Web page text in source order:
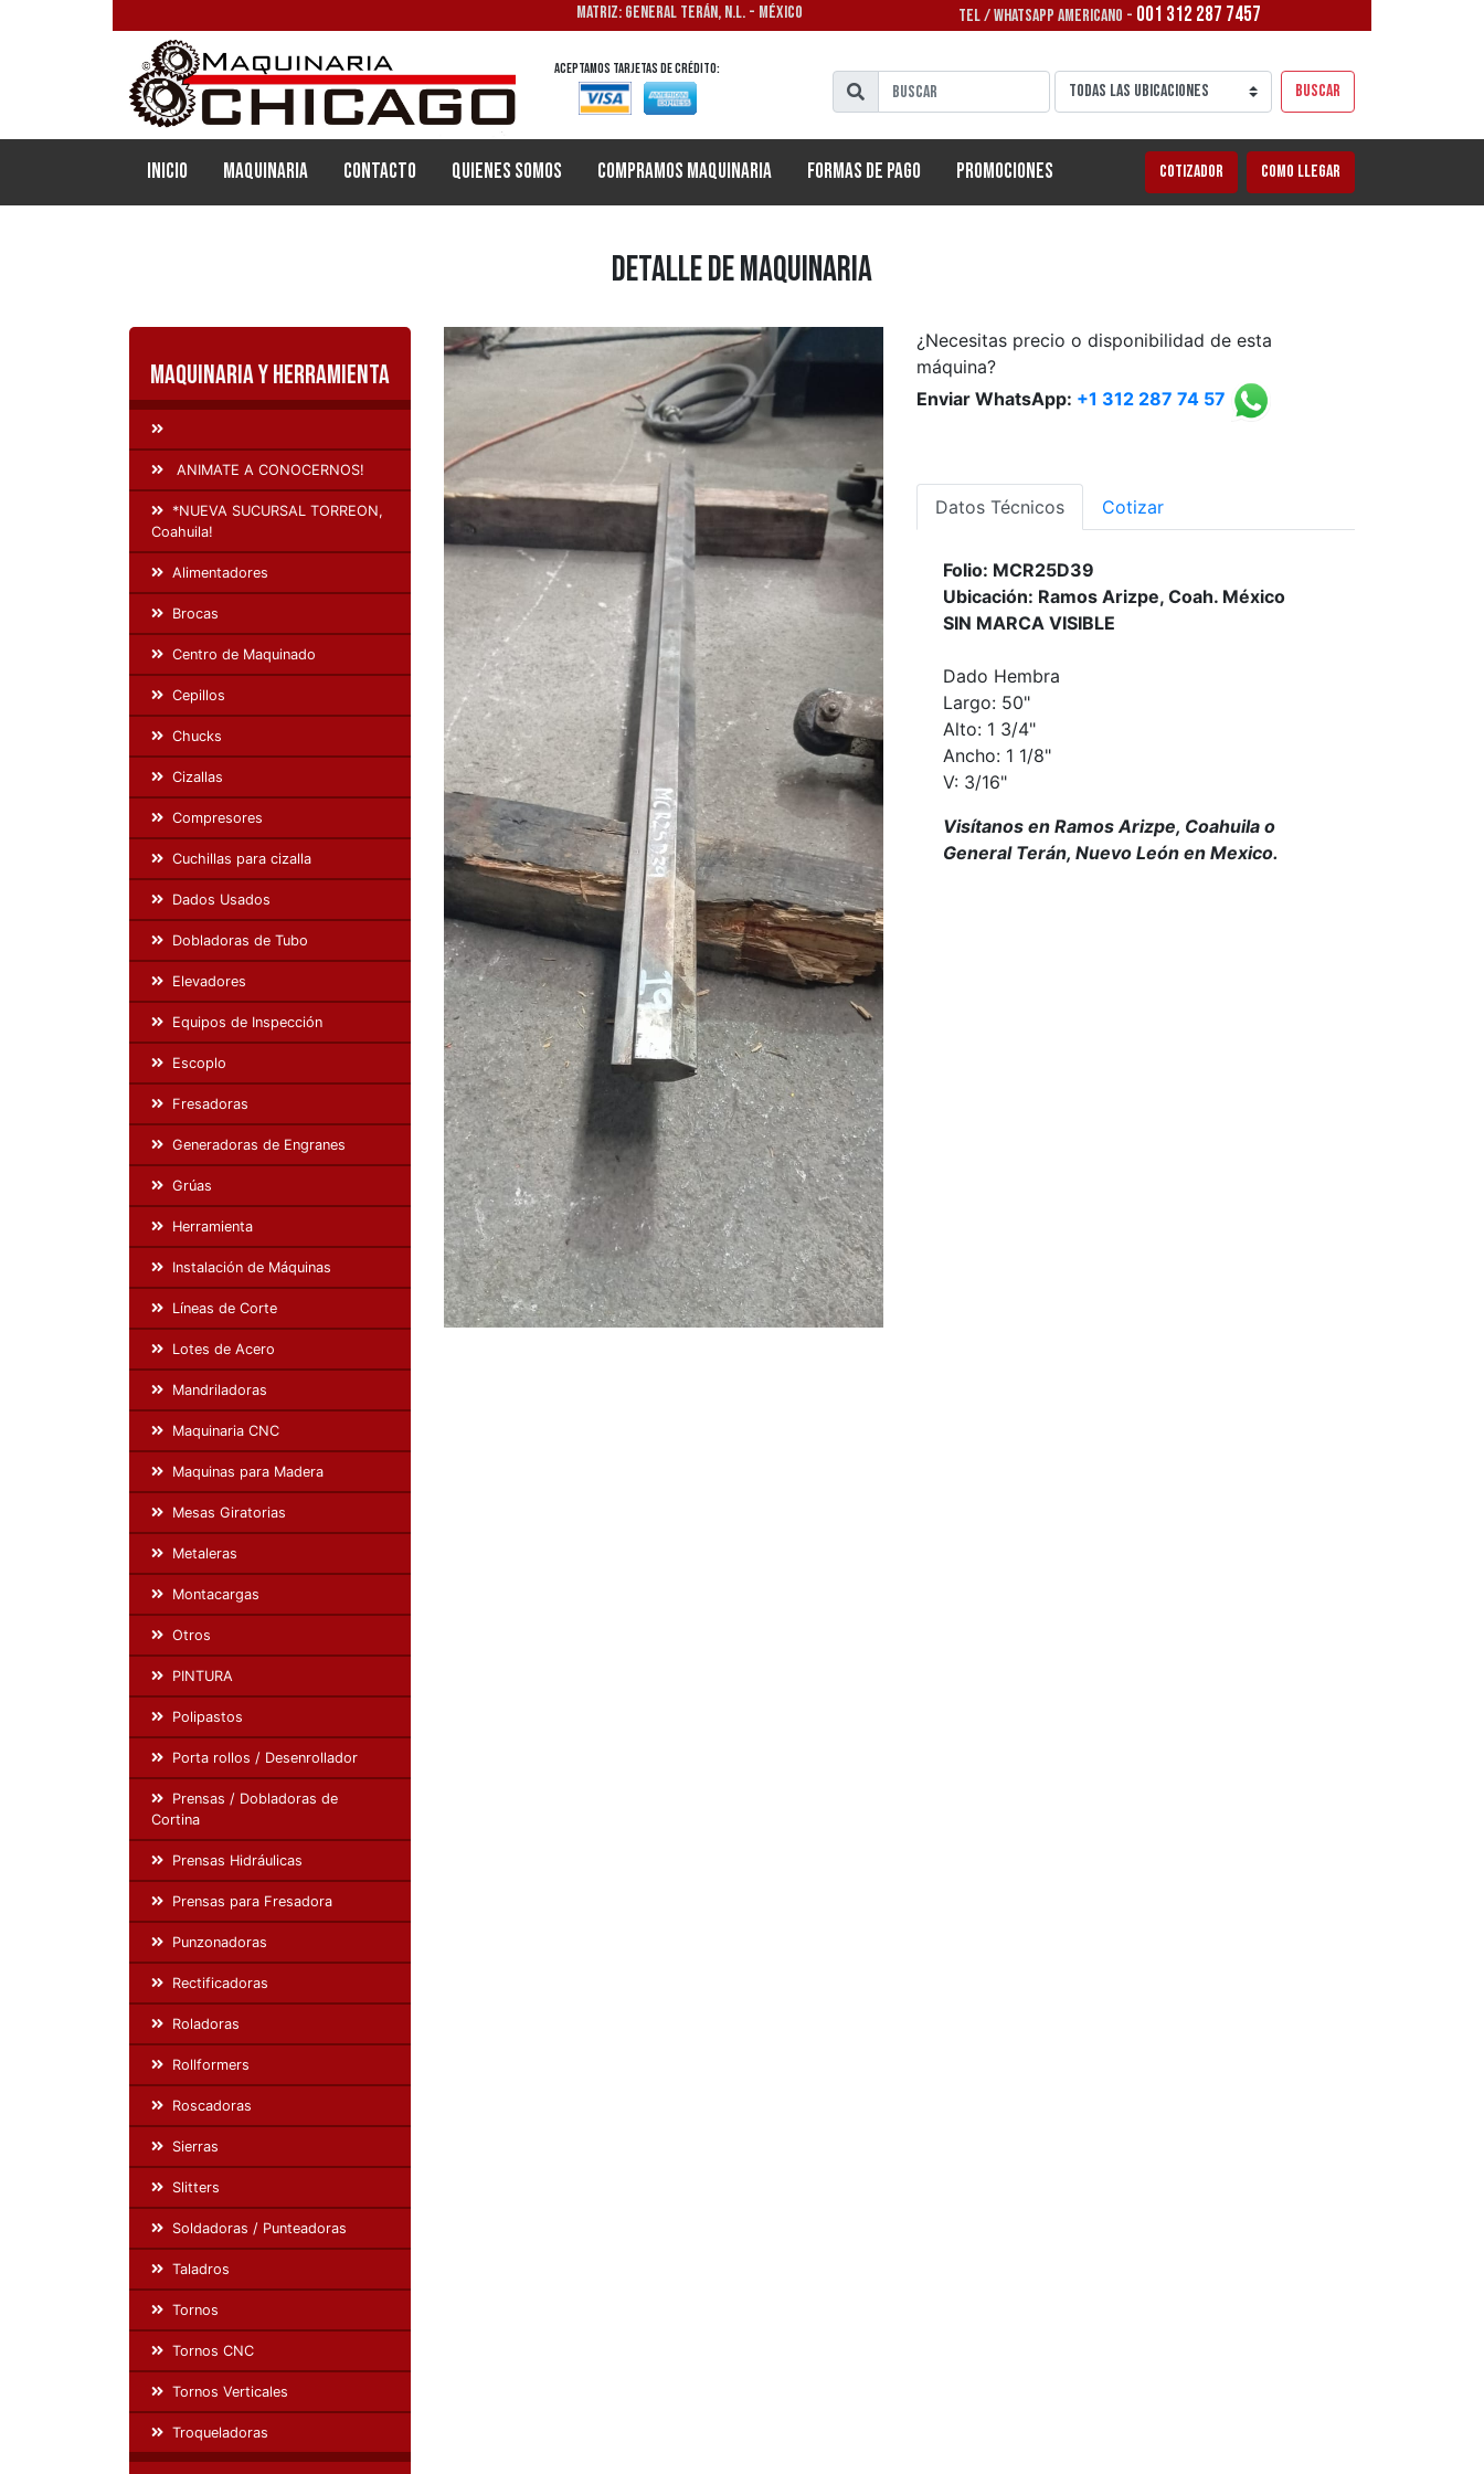
MATRIZ: GENERAL TERÁN, N.L. - MÉXICO TEL / WHATSAPP AMERICANO - 001 312 287 7457
Aceptamos tarjetas de crédito:
Buscar
Inicio (current)
Maquinaria Contacto Quienes Somos Compramos Maquinaria Formas de Pago Promociones Cotizador Como llegar
Detalle de Maquinaria
¿Necesitas precio o disponibilidad de esta
máquina?
Enviar WhatsApp: +1 312 287 74 57
Datos Técnicos Cotizar
Folio: MCR25D39
Ubicación: Ramos Arizpe, Coah. México
SIN MARCA VISIBLE
Dado Hembra
Largo: 50"
Alto: 1 3/4"
Ancho: 1 1/8"
V: 3/16"
Visítanos en Ramos Arizpe, Coahuila o
General Terán, Nuevo León en Mexico.
Maquinaria y Herramienta
ANIMATE A CONOCERNOS!
*NUEVA SUCURSAL TORREON,
Coahuila!
Alimentadores
Brocas
Centro de Maquinado
Cepillos
Chucks
Cizallas
Compresores
Cuchillas para cizalla
Dados Usados
Dobladoras de Tubo
Elevadores
Equipos de Inspección
Escoplo
Fresadoras
Generadoras de Engranes
Grúas
Herramienta
Instalación de Máquinas
Líneas de Corte
Lotes de Acero
Mandriladoras
Maquinaria CNC
Maquinas para Madera
Mesas Giratorias
Metaleras
Montacargas
Otros
PINTURA
Polipastos
Porta rollos / Desenrollador
Prensas / Dobladoras de
Cortina
Prensas Hidráulicas
Prensas para Fresadora
Punzonadoras
Rectificadoras
Roladoras
Rollformers
Roscadoras
Sierras
Slitters
Soldadoras / Punteadoras
Taladros
Tornos
Tornos CNC
Tornos Verticales
Troqueladoras